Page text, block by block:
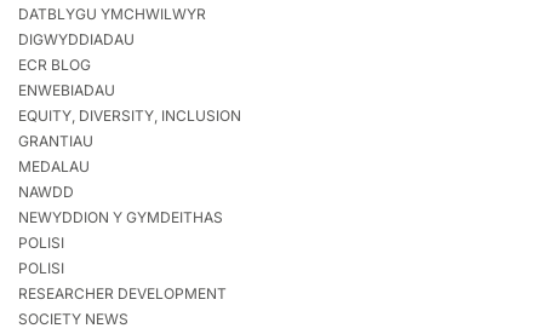
DATBLYGU YMCHWILWYR
DIGWYDDIADAU
ECR BLOG
ENWEBIADAU
EQUITY, DIVERSITY, INCLUSION
GRANTIAU
MEDALAU
NAWDD
NEWYDDION Y GYMDEITHAS
POLISI
POLISI
RESEARCHER DEVELOPMENT
SOCIETY NEWS